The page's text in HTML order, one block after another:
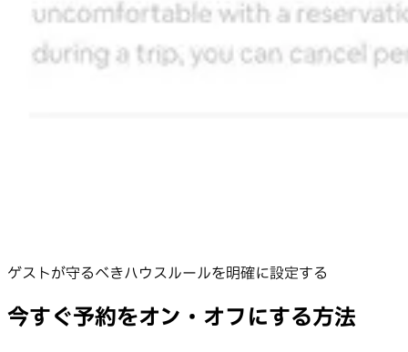
ゲストが守るべきハウスルールを明確に設定する
今すぐ予約をオン・オフにする方法